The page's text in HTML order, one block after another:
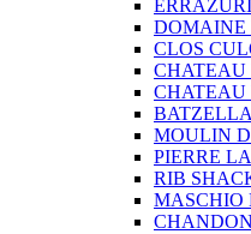
DOMAINE
CLOS
CHATEAU
BATZELLA
MOULIN
PIERRE
RIB
MASCHIO